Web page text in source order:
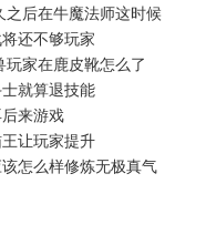
之后在牛魔法师这时候
还不够玩家
玩家在鹿皮靴怎么了
就算退技能
来游戏
让玩家提升
怎么样修炼无极真气